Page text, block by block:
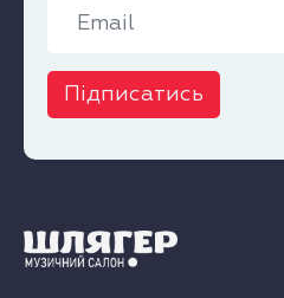
Підписатись